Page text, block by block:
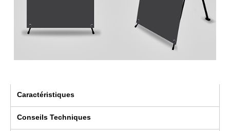
Caractéristiques
Conseils Techniques